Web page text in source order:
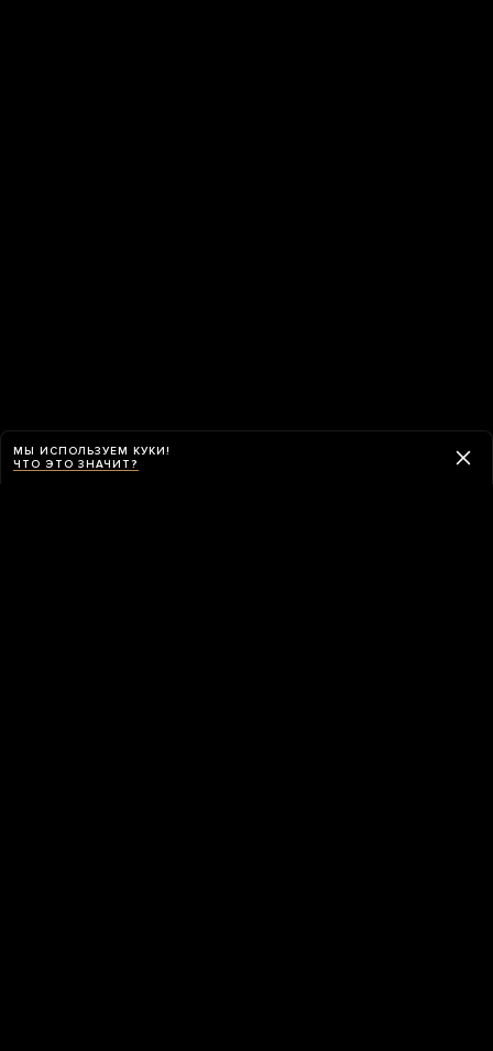
МЫ ИСПОЛЬЗУЕМ КУКИ!
ЧТО ЭТО ЗНАЧИТ?